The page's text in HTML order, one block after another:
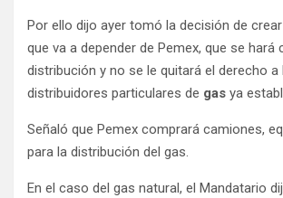
Por ello dijo ayer tomó la decisión de
que va a depender de Pemex, que se hará
distribución y no se le quitará el derecho a
distribuidores particulares de gas ya
Señaló que Pemex comprará camiones,
para la distribución del gas.
En el caso del gas natural, el Mandatario